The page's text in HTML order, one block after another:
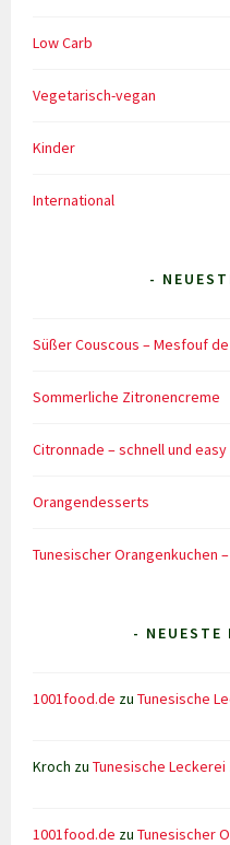
Low Carb
Vegetarisch-vegan
Kinder
International
-
Süßer Couscous – Mesfouf
Sommerliche Zitronencreme
Citronnade – schnell und
Orangendesserts
Tunesischer Orangenkuchen
- NEUESTE
1001food.de zuTunesische
Kroch zuTunesische Leckerei
1001food.de zuTunesischer